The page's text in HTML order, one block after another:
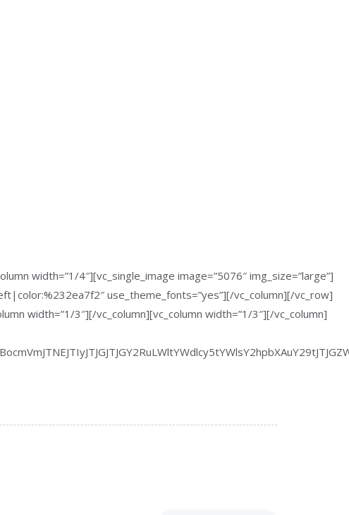
width=”1/4″][vc_single_image image=”5076″ img_size=”large”]
use_theme_fonts=”yes”][/vc_column][/vc_row]
width=”1/3″][/vc_column][vc_column width=”1/3″][/vc_column]